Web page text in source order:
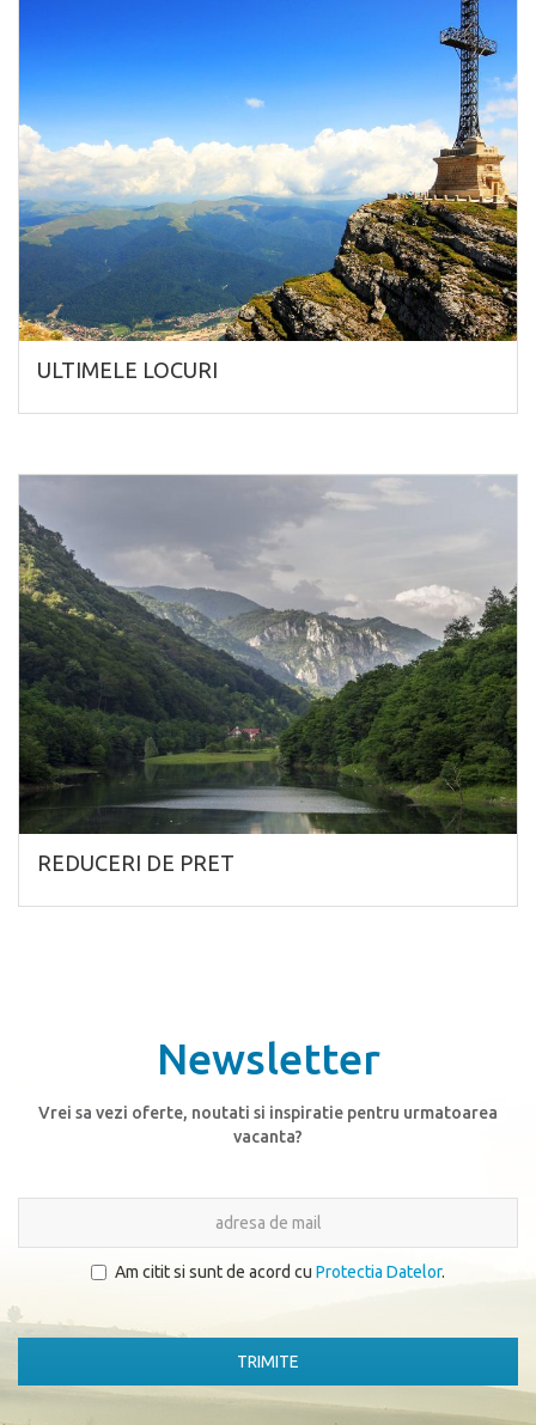
ULTIMELE LOCURI
REDUCERI DE PRET
Newsletter
Vrei sa vezi oferte, noutati si inspiratie pentru urmatoarea
vacanta?
Am citit si sunt de acord cu Protectia Datelor.
TRIMITE